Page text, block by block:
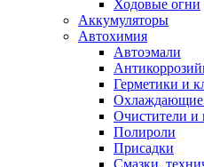
Ходовые огни
Аккумуляторы
Автохимия
Автоэмали
Герметики и
Охлаждающие
Очистители и
Полироли
Присадки
Смазки,